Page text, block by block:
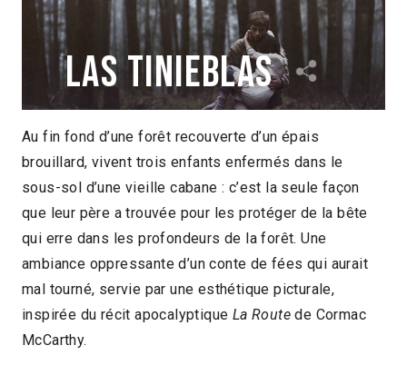
Las Tinieblas
Daniel Castro Zimbron Mexique 2016
Au fin fond d’une forêt recouverte d’un épais
brouillard, vivent trois enfants enfermés dans le
sous-sol d’une vieille cabane : c’est la seule façon
que leur père a trouvée pour les protéger de la bête
qui erre dans les profondeurs de la forêt. Une
ambiance oppressante d’un conte de fées qui aurait
mal tourné, servie par une esthétique picturale,
inspirée du récit apocalyptique La Routede Cormac
McCarthy.